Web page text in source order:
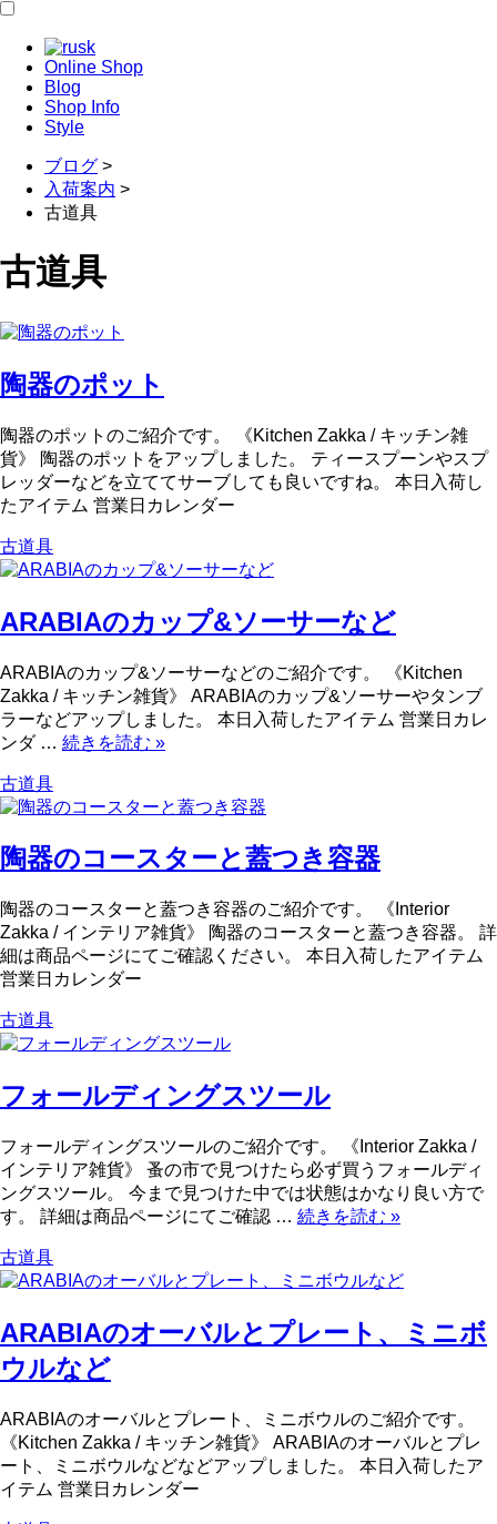
Online Shop
Blog
Shop Info
Style
ブログ >
入荷案内 >
古道具
古道具
陶器のポット
陶器のポットのご紹介です。 《Kitchen Zakka / キッチン雑
貨》 陶器のポットをアップしました。 ティースプーンやスプ
レッダーなどを立ててサーブしても良いですね。 本日入荷し
たアイテム 営業日カレンダー
古道具
ARABIAのカップ&ソーサーなど
ARABIAのカップ&ソーサーなどのご紹介です。 《Kitchen
Zakka / キッチン雑貨》 ARABIAのカップ&ソーサーやタンブ
ラーなどアップしました。 本日入荷したアイテム 営業日カレ
ンダ … 続きを読む »
古道具
陶器のコースターと蓋つき容器
陶器のコースターと蓋つき容器のご紹介です。 《Interior
Zakka / インテリア雑貨》 陶器のコースターと蓋つき容器。 詳
細は商品ページにてご確認ください。 本日入荷したアイテム
営業日カレンダー
古道具
フォールディングスツール
フォールディングスツールのご紹介です。 《Interior Zakka /
インテリア雑貨》 蚤の市で見つけたら必ず買うフォールディ
ングスツール。 今まで見つけた中では状態はかなり良い方で
す。 詳細は商品ページにてご確認 … 続きを読む »
古道具
ARABIAのオーバルとプレート、ミニボ
ウルなど
ARABIAのオーバルとプレート、ミニボウルのご紹介です。
《Kitchen Zakka / キッチン雑貨》 ARABIAのオーバルとプレ
ート、ミニボウルなどなどアップしました。 本日入荷したア
イテム 営業日カレンダー